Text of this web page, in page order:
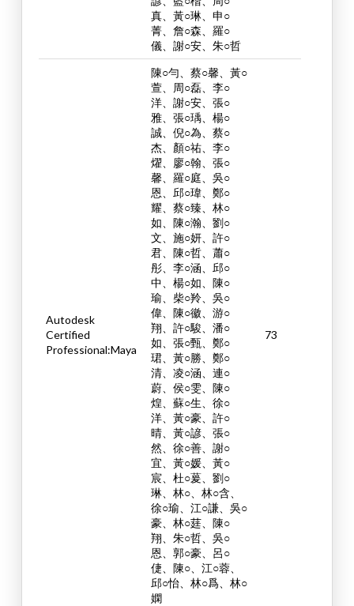
真、黃○琳、申○
菁、詹○森、羅○
儀、謝○安、朱○哲
Autodesk
Certified
Professional:Maya
陳○勻、蔡○馨、黃○
萱、周○磊、李○
洋、謝○安、張○
雅、張○瑀、楊○
誠、倪○為、蔡○
杰、顏○祐、李○
燿、廖○翰、張○
馨、羅○庭、吳○
恩、邱○瑋、鄭○
耀、蔡○臻、林○
如、陳○瀚、劉○
文、施○妍、許○
君、陳○哲、蕭○
彤、李○涵、邱○
中、楊○如、陳○
瑜、柴○羚、吳○
偉、陳○徽、游○
翔、許○駿、潘○
如、張○甄、鄭○
珺、黃○勝、鄭○
清、凌○涵、連○
蔚、侯○雯、陳○
煌、蘇○生、徐○
洋、黃○豪、許○
晴、黃○諺、張○
然、徐○善、謝○
宜、黃○媛、黃○
宸、杜○萲、劉○
琳、林○、林○含、
徐○瑜、江○謙、吳○
豪、林○莛、陳○
翔、朱○哲、吳○
恩、郭○豪、呂○
倢、陳○、江○蓉、
邱○怡、林○爲、林○
嫻
73